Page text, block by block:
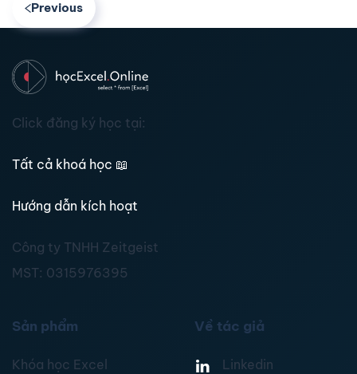
Previous
Click đăng ký học tại:
Tất cả khoá học 📖
Hướng dẫn kích hoạt
Công ty TNHH Zeitgeist
MST: 0315976395
Sản phẩm
Khóa học Excel
Về tác giả
Linkedin